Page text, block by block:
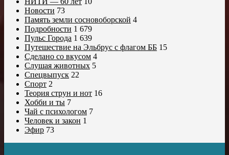
Новости 73
Память земли сосновоборской 4
Подробности 1 679
Пульс Города 1 639
Путешествие на Эльбрус с флагом ББ 15
Сделано со вкусом 4
Слушая животных 5
Спецвыпуск 22
Спорт 2
Теория струн и нот 16
Хобби и ты 7
Чай с психологом 7
Человек и закон 1
Эфир 73